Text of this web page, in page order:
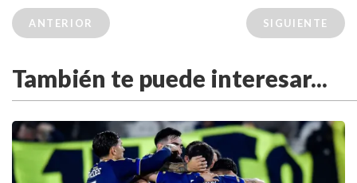
ANTERIOR SIGUIENTE
También te puede interesar...